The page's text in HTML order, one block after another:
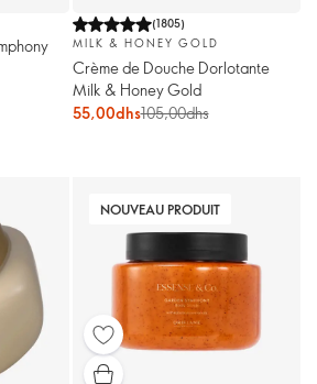
(1805)
MILK & HONEY GOLD
Crème de Douche Dorlotante
Milk & Honey Gold
55,00dhs105,00dhs
NOUVEAU PRODUIT